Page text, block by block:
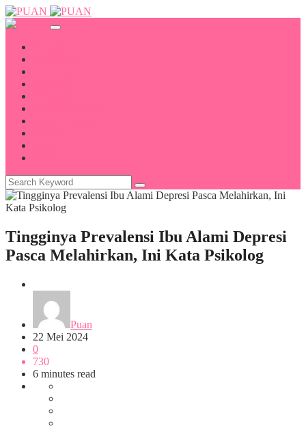
Tingginya Prevalensi Ibu Alami Depresi
Pasca Melahirkan, Ini Kata Psikolog
Puan
22 Mei 2024
0
730
6 minutes read